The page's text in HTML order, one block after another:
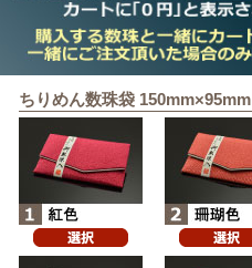
ちりめん数珠袋 150mm×95mm